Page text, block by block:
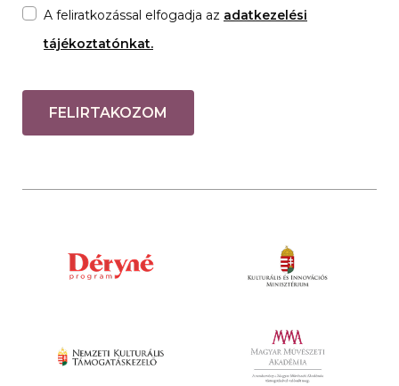
A feliratkozással elfogadja az adatkezelési
tájékoztatónkat.
FELIRTAKOZOM